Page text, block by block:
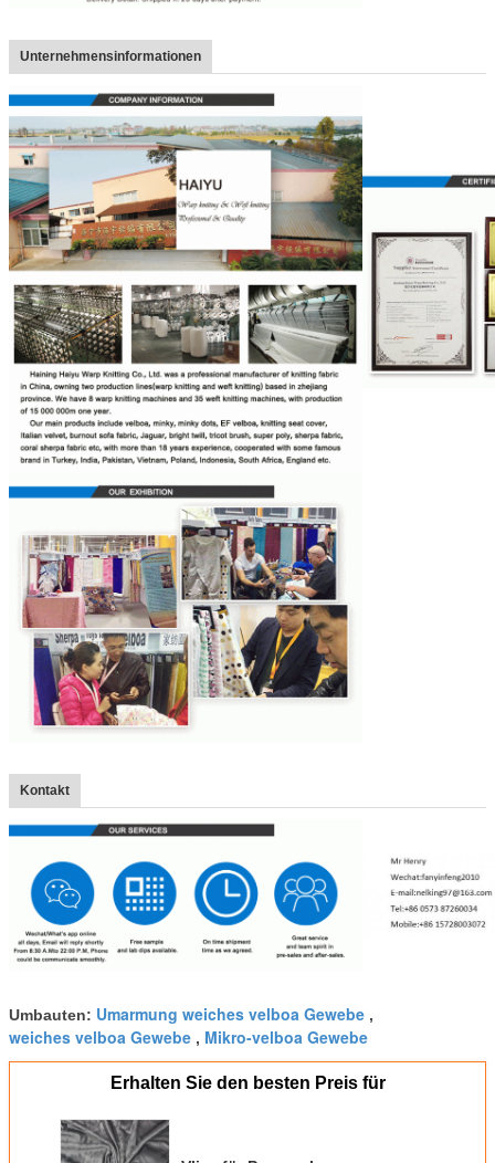
Unternehmensinformationen
Kontakt
Umbauten: Umarmung weiches velboa Gewebe ,
weiches velboa Gewebe , Mikro-velboa Gewebe
Erhalten Sie den besten Preis für